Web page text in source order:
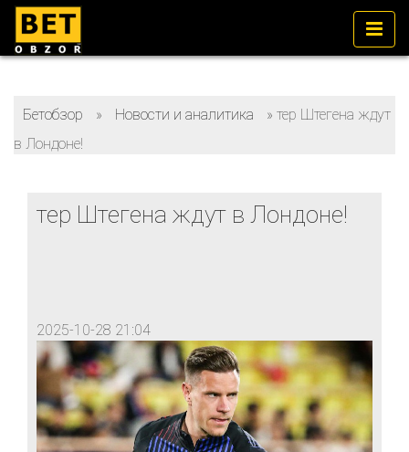
Бетобзор » Новости и аналитика » тер Штегена ждут
в Лондоне!
тер Штегена ждут в Лондоне!
2025-10-28 21:04